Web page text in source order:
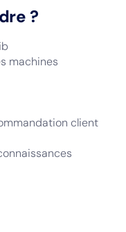
?
machines
client